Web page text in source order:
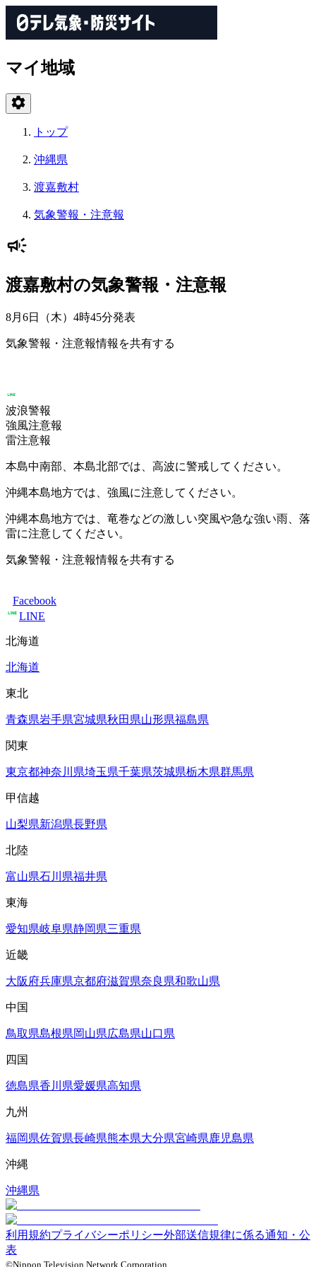
マイ地域
トップ
沖縄県
渡嘉敷村
気象警報・注意報
渡嘉敷村の気象警報・注意報
8月6日（木）4時45分発表
気象警報・注意報情報を共有する
波浪警報
強風注意報
雷注意報
本島中南部、本島北部では、高波に警戒してください。
沖縄本島地方では、強風に注意してください。
沖縄本島地方では、竜巻などの激しい突風や急な強い雨、落
雷に注意してください。
気象警報・注意報情報を共有する
Facebook
LINE
北海道
北海道
東北
青森県岩手県宮城県秋田県山形県福島県
関東
東京都神奈川県埼玉県千葉県茨城県栃木県群馬県
甲信越
山梨県新潟県長野県
北陸
富山県石川県福井県
東海
愛知県岐阜県静岡県三重県
近畿
大阪府兵庫県京都府滋賀県奈良県和歌山県
中国
鳥取県島根県岡山県広島県山口県
四国
徳島県香川県愛媛県高知県
九州
福岡県佐賀県長崎県熊本県大分県宮崎県鹿児島県
沖縄
沖縄県
利用規約プライバシーポリシー外部送信規律に係る通知・公
表
©Nippon Television Network Corporation